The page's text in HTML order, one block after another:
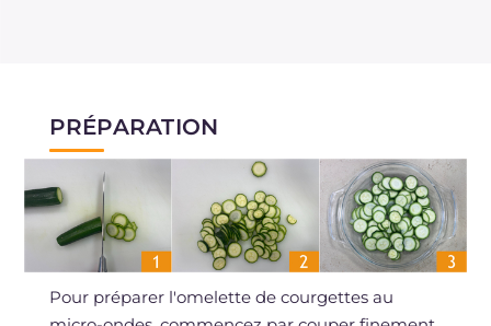
PRÉPARATION
Pour préparer l'omelette de courgettes au